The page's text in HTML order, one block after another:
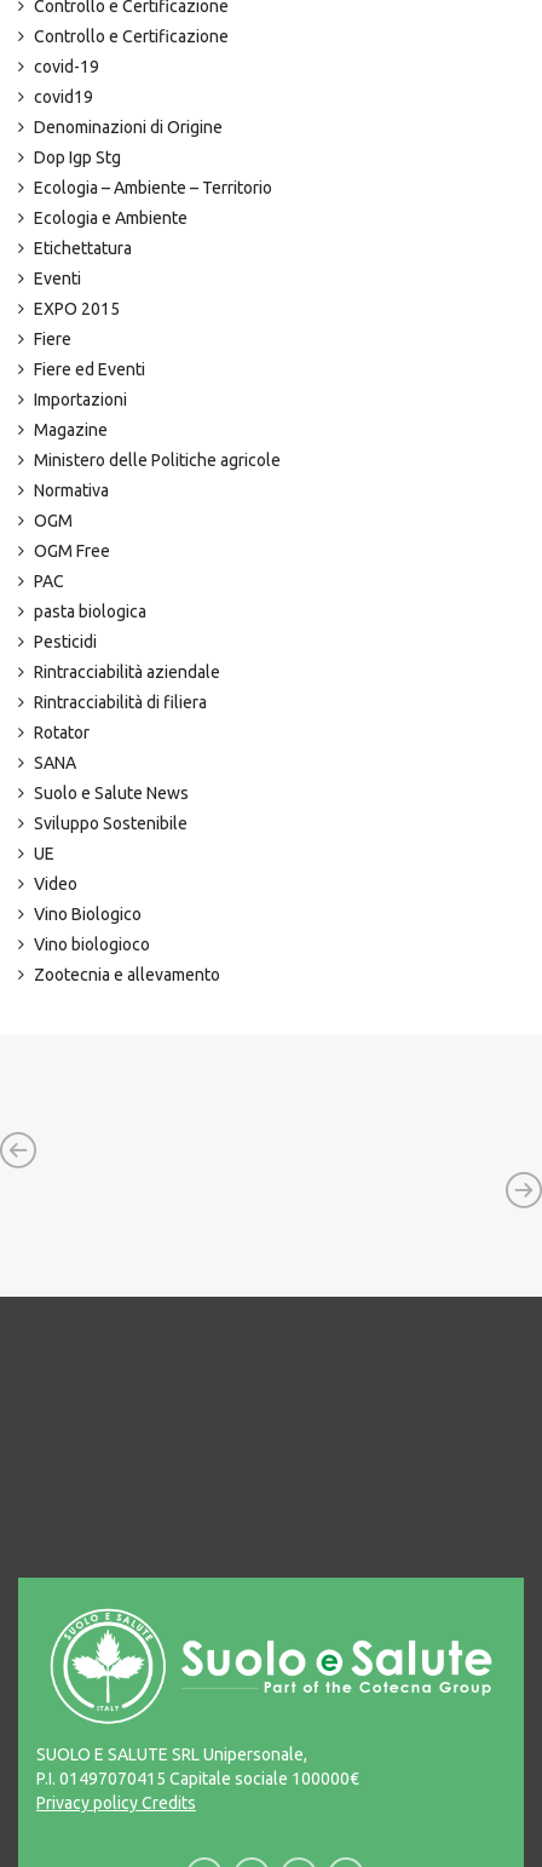
Controllo e Certificazione
Controllo e Certificazione
covid-19
covid19
Denominazioni di Origine
Dop Igp Stg
Ecologia – Ambiente – Territorio
Ecologia e Ambiente
Etichettatura
Eventi
EXPO 2015
Fiere
Fiere ed Eventi
Importazioni
Magazine
Ministero delle Politiche agricole
Normativa
OGM
OGM Free
PAC
pasta biologica
Pesticidi
Rintracciabilità aziendale
Rintracciabilità di filiera
Rotator
SANA
Suolo e Salute News
Sviluppo Sostenibile
UE
Video
Vino Biologico
Vino biologioco
Zootecnia e allevamento
SUOLO E SALUTE SRL Unipersonale,
P.I. 01497070415 Capitale sociale 100000€
Privacy policyCredits